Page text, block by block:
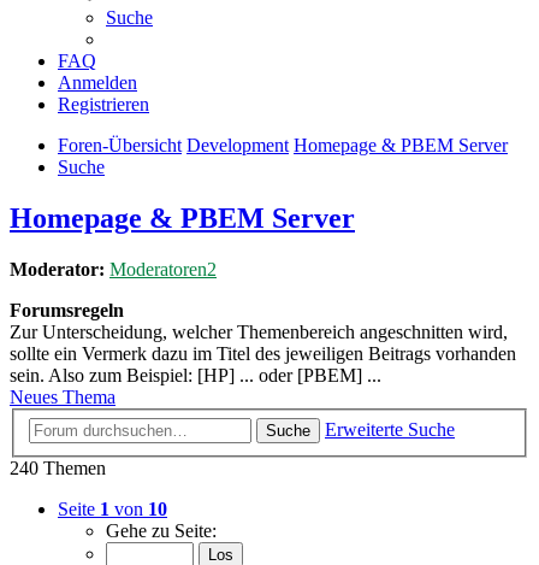
Suche
FAQ
Anmelden
Registrieren
Foren-Übersicht Development Homepage & PBEM Server
Suche
Homepage & PBEM Server
Moderator: Moderatoren2
Forumsregeln
Zur Unterscheidung, welcher Themenbereich angeschnitten wird,
sollte ein Vermerk dazu im Titel des jeweiligen Beitrags vorhanden
sein. Also zum Beispiel: [HP] ... oder [PBEM] ...
Neues Thema
Suche
Erweiterte Suche
240 Themen
Seite 1 von 10
Gehe zu Seite: